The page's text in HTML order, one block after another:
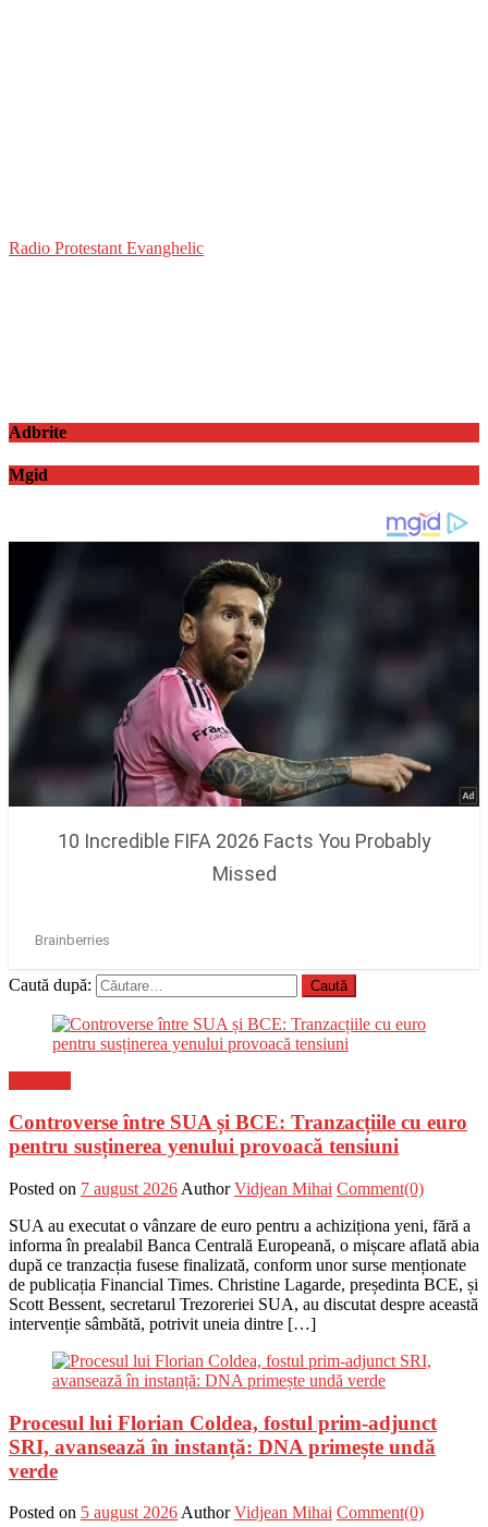
Radio Protestant Evanghelic
Adbrite
Mgid
Caută după:
Controverse între SUA și BCE: Tranzacțiile cu euro
pentru susținerea yenului provoacă tensiuni
Posted on 7 august 2026 Author Vidjean Mihai Comment(0)
SUA au executat o vânzare de euro pentru a achiziționa yeni, fără a
informa în prealabil Banca Centrală Europeană, o mișcare aflată abia
după ce tranzacția fusese finalizată, conform unor surse menționate
de publicația Financial Times. Christine Lagarde, președinta BCE, și
Scott Bessent, secretarul Trezoreriei SUA, au discutat despre această
intervenție sâmbătă, potrivit uneia dintre […]
Procesul lui Florian Coldea, fostul prim-adjunct
SRI, avansează în instanță: DNA primește undă
verde
Posted on 5 august 2026Author Vidjean Mihai Comment(0)